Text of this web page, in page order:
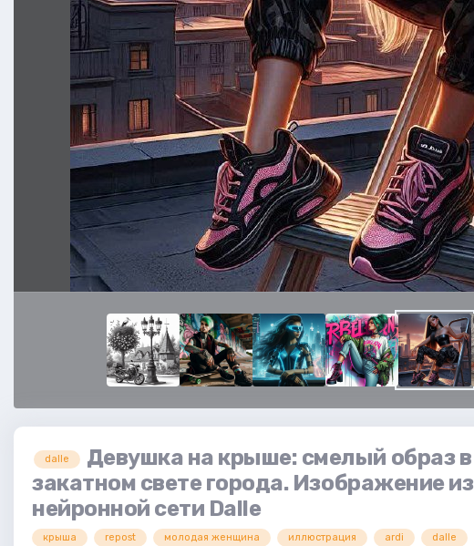
dalle
Девушка на крыше: смелый образ в
закатном свете города. Изображение из
нейронной сети Dalle
крыша repost молодая женщина иллюстрация ardi
dalle